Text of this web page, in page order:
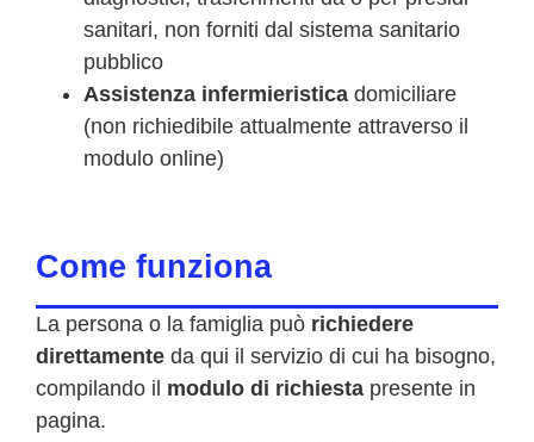
sanitari, non forniti dal sistema sanitario
pubblico
Assistenza infermieristica domiciliare
(non richiedibile attualmente attraverso il
modulo online)
Come funziona
La persona o la famiglia può richiedere
direttamente da qui il servizio di cui ha bisogno,
compilando il modulo di richiesta presente in
pagina.